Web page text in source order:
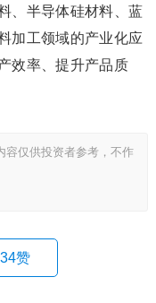
、半导体硅材料、蓝
加工领域的产业化应
效率、提升产品质
容仅供投资者参考，不作
34赞